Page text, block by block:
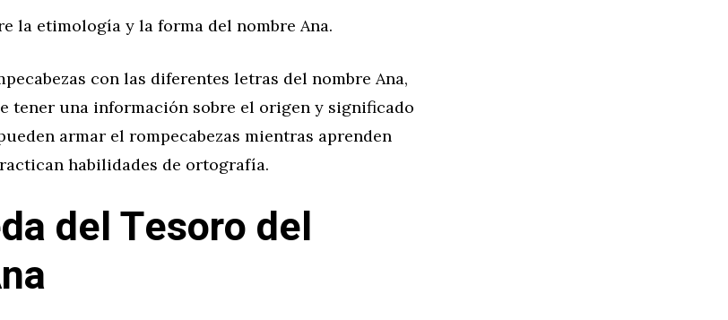
la etimología y la forma del nombre Ana.
con las diferentes letras del nombre Ana,
tener una información sobre el origen y significado
armar el rompecabezas mientras aprenden
habilidades de ortografía.
del Tesoro del